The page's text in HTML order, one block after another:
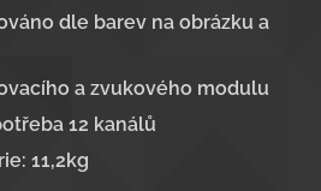
dle barev na obrázku a
a zvukového modulu
12 kanálů
11,2kg